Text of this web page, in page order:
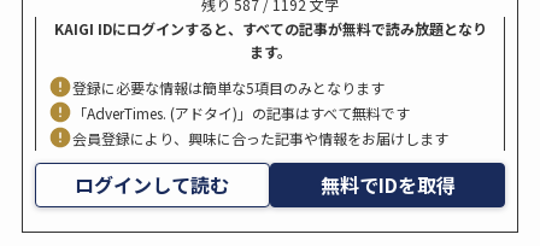
KAIGI IDにログインすると、すべての記事が無料で読み放題となり
ます。
登録に必要な情報は簡単な5項目のみとなります
「AdverTimes. (アドタイ)」の記事はすべて無料です
会員登録により、興味に合った記事や情報をお届けします
ログインして読む 無料でIDを取得